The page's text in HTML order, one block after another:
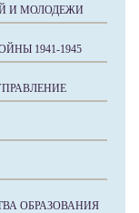
И МОЛОДЕЖИ
1941-1945
ОБРАЗОВАНИЯ